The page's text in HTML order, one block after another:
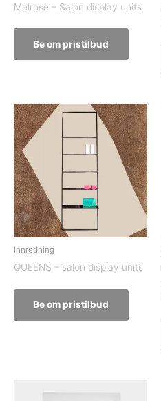
Melrose – Salon display units
Be om pristilbud
Innredning
QUEENS – salon display units
Be om pristilbud